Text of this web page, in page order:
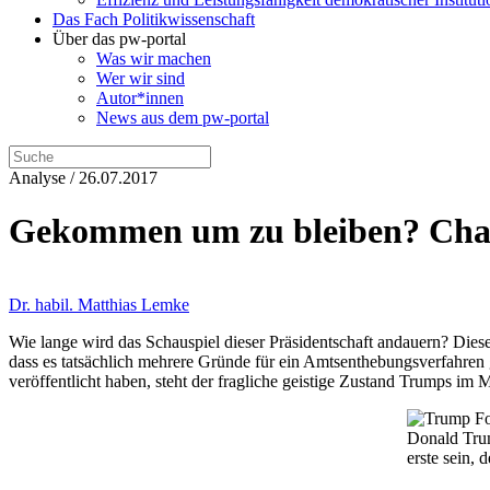
Das Fach Politikwissenschaft
Über das pw-portal
Was wir machen
Wer wir sind
Autor*innen
News aus dem pw-portal
Analyse / 26.07.2017
Gekommen um zu bleiben?
Dr. habil. Matthias Lemke
Wie lange wird das Schauspiel dieser Präsidentschaft andauern?
dass es tatsächlich mehrere Gründe für ein
veröffentlicht haben, steht der fragliche geistige Zustand Trumps im
Donald
erste sein,